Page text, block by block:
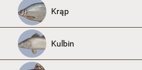
Krąp
Kulbin